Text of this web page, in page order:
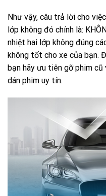
Như vậy, câu trả lời cho
lớp không đó chính là:
nhiệt hai lớp không đúng
không tốt cho xe của bạn.
bạn hãy ưu tiên gỡ phim
dán phim uy tín.